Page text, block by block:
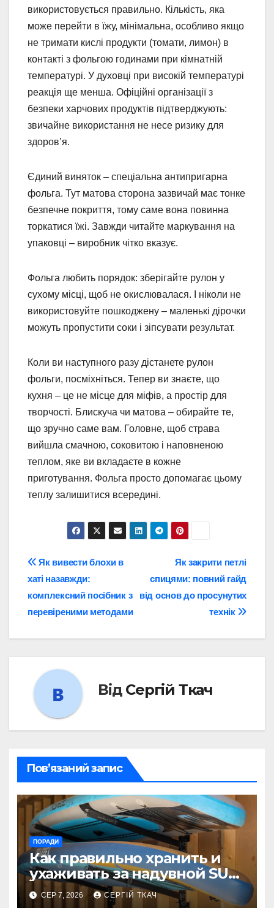
використовується правильно. Кількість, яка
може перейти в їжу, мінімальна, особливо якщо
не тримати кислі продукти (томати, лимон) в
контакті з фольгою годинами при кімнатній
температурі. У духовці при високій температурі
реакція ще менша. Офіційні організації з
безпеки харчових продуктів підтверджують:
звичайне використання не несе ризику для
здоров’я.
Єдиний виняток – спеціальна антипригарна
фольга. Тут матова сторона зазвичай має тонке
безпечне покриття, тому саме вона повинна
торкатися їжі. Завжди читайте маркування на
упаковці – виробник чітко вказує.
Фольга любить порядок: зберігайте рулон у
сухому місці, щоб не окислювалася. І ніколи не
використовуйте пошкоджену – маленькі дірочки
можуть пропустити соки і зіпсувати результат.
Коли ви наступного разу дістанете рулон
фольги, посміхніться. Тепер ви знаєте, що
кухня – це не місце для міфів, а простір для
творчості. Блискуча чи матова – обирайте те,
що зручно саме вам. Головне, щоб страва
вийшла смачною, соковитою і наповненою
теплом, яке ви вкладаєте в кожне
приготування. Фольга просто допомагає цьому
теплу залишитися всередині.
Навігація
записів
Як закрити петлі
спицями: повний гайд
від основ до просунутих
технік
Як вивести блохи в
хаті назавжди:
комплексний посібник з
перевіреними методами
Від Сергій Ткач
Пов’язаний запис
ПОРАДИ
Как правильно хранить и
ухаживать за надувной SUP-
доской, чтобы она
прослужила годы
СЕР 7, 2026 СЕРГІЙ ТКАЧ